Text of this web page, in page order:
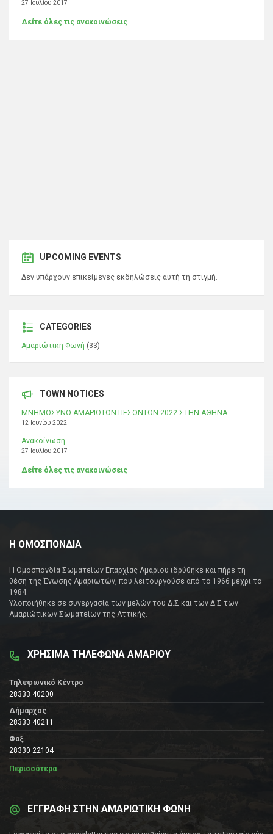
27 Ιουλίου 2017
Δείτε όλες τις ανακοινώσεις
UPCOMING EVENTS
Δεν υπάρχουν επικείμενες εκδηλώσεις αυτή τη στιγμή.
CATEGORIES
Αμαριώτικη Φωνή (33)
TOWN NOTICES
ΜΝΗΜΟΣΥΝΟ ΑΜΑΡΙΩΤΩΝ ΠΕΣΟΝΤΩΝ 2022 ΣΤΗΝ ΑΘΗΝΑ
12 Ιουνίου 2022
Ανακοίνωση
27 Ιουλίου 2017
Δείτε όλες τις ανακοινώσεις
Η ΟΜΟΣΠΟΝΔΙΑ
Η Ομοσπονδία Σωματείων Επαρχίας Αμαρίου ιδρύθηκε και πήρε τη
θέση της Ένωσης Αμαριωτών, που λειτουργούσε από το 1966 μέχρι το
1984.
Υλοποιήθηκε σε συνεργασία των μελών του Δ.Σ και των Δ.Σ των
Αμαριώτικων Σωματείων της Αττικής.
ΧΡΗΣΙΜΑ ΤΗΛΕΦΩΝΑ ΑΜΑΡΙΟΥ
Τηλεφωνικό Κέντρο
28333 40200
Δήμαρχος
28333 40211
Φαξ
28330 22104
Περισσότερα
ΕΓΓΡΑΦΗ ΣΤΗΝ ΑΜΑΡΙΩΤΙΚΗ ΦΩΝΗ